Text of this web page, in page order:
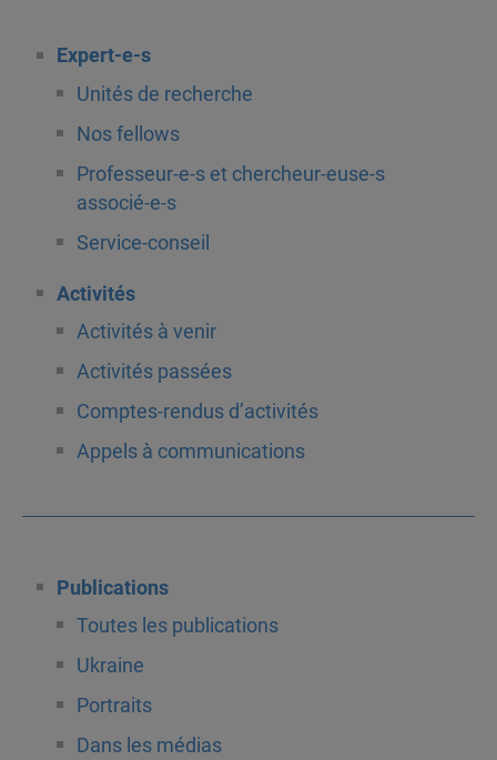
Expert-e-s
Unités de recherche
Nos fellows
Professeur-e-s et chercheur-euse-s
associé-e-s
Service-conseil
Activités
Activités à venir
Activités passées
Comptes-rendus d’activités
Appels à communications
Publications
Toutes les publications
Ukraine
Portraits
Dans les médias